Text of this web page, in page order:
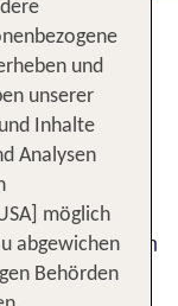
auf DAS
Im Herzen
2026 zum
und
unserer
Inhalte
Analysen
möglich
abgewichen
Behörden